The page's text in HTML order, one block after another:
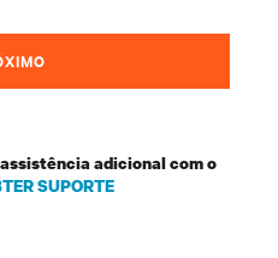
adicional com o
SUPORTE